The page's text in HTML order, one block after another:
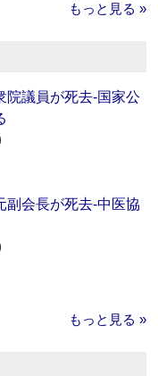
もっと見る »
院議員が死去‐国家公
副会長が死去‐中医協
もっと見る »